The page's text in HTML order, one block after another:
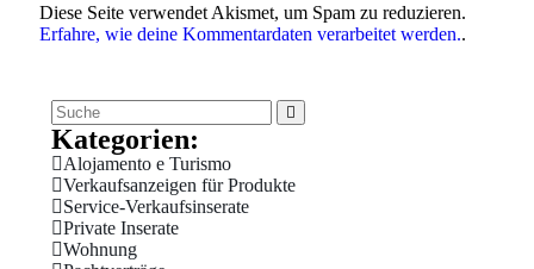
Diese Seite verwendet Akismet, um Spam zu reduzieren.
Erfahre, wie deine Kommentardaten verarbeitet werden..
Kategorien:
Alojamento e Turismo
Verkaufsanzeigen für Produkte
Service-Verkaufsinserate
Private Inserate
Wohnung